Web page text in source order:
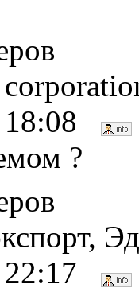
18:08
?
22:17